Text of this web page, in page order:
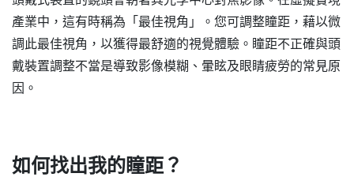
產業中，這有時稱為「最佳視角」。您可調整瞳距，藉以微
調此最佳視角，以獲得最舒適的視覺體驗。瞳距不正確與頭
戴裝置調整不當是導致影像模糊、暈眩及眼睛疲勞的常見原
因。
如何找出我的瞳距？